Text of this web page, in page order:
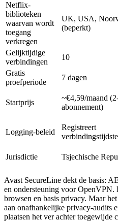
Netflix-
biblioteken
waarvan wordt
toegang
verkregen
UK, USA,
(beperkt)
Gelijktijdige
verbindingen
10
Gratis
proefperiode
7 dagen
Startprijs
~€4,59/maand
abonnement)
Logging-beleid
Registreert
Jurisdictie
Tsjechische
Avast SecureLine dekt de basis:
en ondersteuning voor OpenVPN.
browsen en basis privacy. Maar
aan onafhankelijke privacy-audits
plaatsen het ver achter toegewijde